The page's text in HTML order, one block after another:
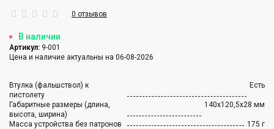
0 отзывов
В наличии
Артикул: 9-001
Цена и наличие актуальны на 06-08-2026
Втулка (фальшствол) к
пистолету
Есть
Габаритные размеры (длина,
высота, ширина)
140х120,5х28 мм
Масса устройства без патронов
175 г